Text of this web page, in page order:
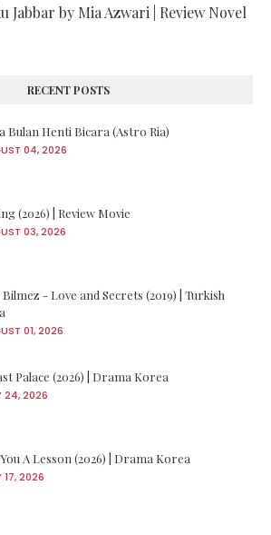
Jabbar by Mia Azwari | Review Novel
RECENT POSTS
Bulan Henti Bicara (Astro Ria)
04, 2026
(2026) | Review Movie
03, 2026
- Love and Secrets (2019) | Turkish
01, 2026
Palace (2026) | Drama Korea
24, 2026
A Lesson (2026) | Drama Korea
17, 2026